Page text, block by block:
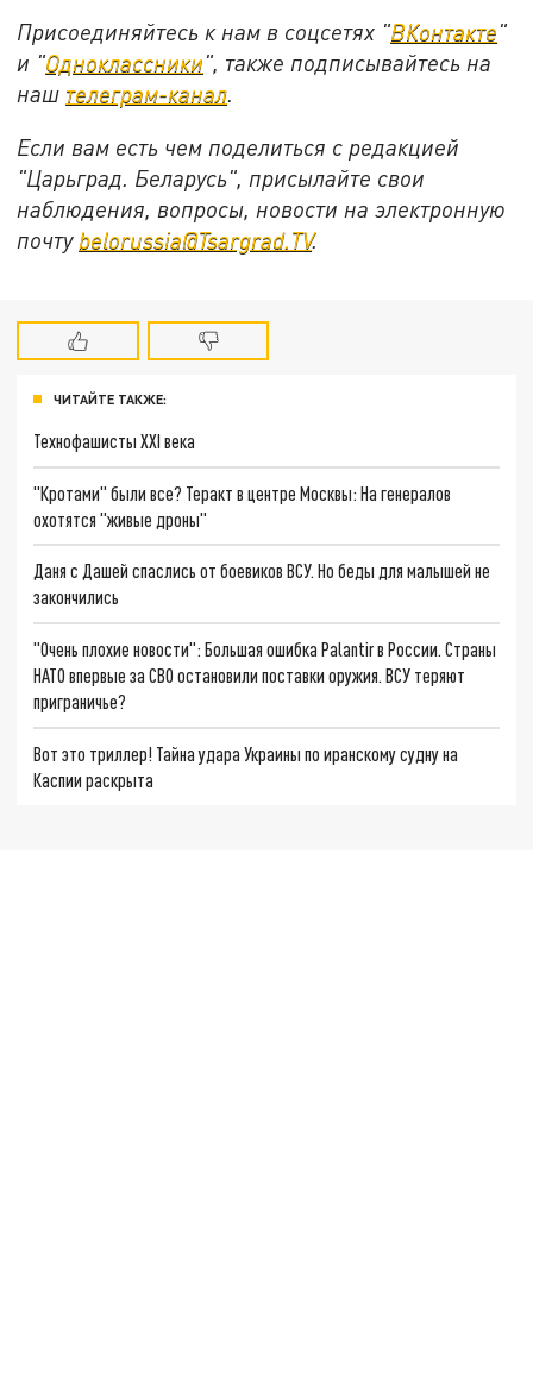
Присоединяйтесь к нам в соцсетях "ВКонтакте"
и "Одноклассники", также подписывайтесь на
наш телеграм-канал
Если вам есть чем поделиться с редакцией
"Царьград. Беларусь", присылайте свои
наблюдения, вопросы, новости на электронную
почту belorussia@Tsargrad.TV.
ЧИТАЙТЕ ТАКЖЕ:
Технофашисты XXI века
"Кротами" были все? Теракт в центре Москвы: На генералов
охотятся "живые дроны"
Даня с Дашей спаслись от боевиков ВСУ. Но беды для малышей не
закончились
"Очень плохие новости": Большая ошибка Palantir в России. Страны
НАТО впервые за СВО остановили поставки оружия. ВСУ теряют
приграничье?
Вот это триллер! Тайна удара Украины по иранскому судну на
Каспии раскрыта